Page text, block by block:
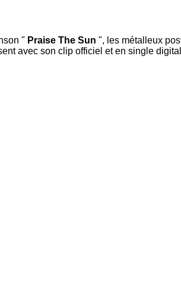
" Praise The Sun ", les métalleux
avec son clip officiel et en single